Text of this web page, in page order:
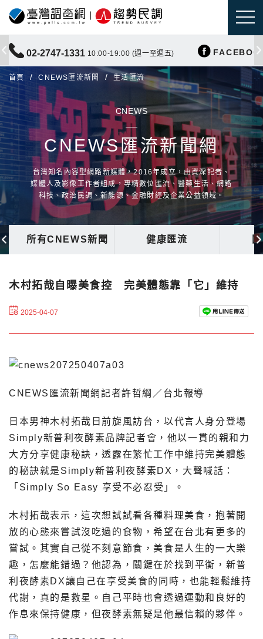
02-2747-1331 10:00-19:00 (週一至週五)
首頁 CNEWS匯流新聞 生活匯流
CNEWS
CNEWS匯流新聞網
台灣知名內容型網路新媒體，2016年成立，由資深記者、
媒體人及影像工作者組成，專精數位匯流、醫藥生活、網路
科技、政治民調、新能源、金融財經及企業公益領域。
所有CNEWS新聞 健康匯流
木村拓哉自曝美食控 完美體態靠「它」維持
2025-04-07
CNEWS匯流新聞網記者許哲綱／台北報導
日本男神木村拓哉日前旋風訪台，以代言人身分登場
Simply新普利夜酵素品牌記者會，他以一貫的親和力
大方分享健康秘訣，透露在繁忙工作中維持完美體態
的秘訣就是Simply新普利夜酵素DX，大聲喊話：
「Simply So Easy 享受不必忍受」。
木村拓哉表示，這次想試試看各種料理美食，抱著開
放的心態來嘗試沒吃過的食物，希望在台北有更多的
嘗試。其實自己從不刻意節食，美食是人生的一大樂
趣，怎麼能錯過？他認為，關鍵在於找到平衡，新普
利夜酵素DX讓自己在享受美食的同時，也能輕鬆維持
代謝，真的是救星。自己平時也會透過運動和良好的
作息來保持健康，但夜酵素無疑是他最信賴的夥伴。